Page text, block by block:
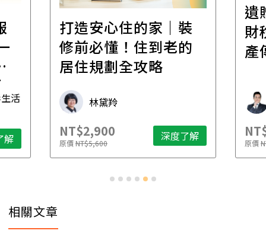
活
解
打造安心住的家｜裝
修前必懂！住到老的
居住規劃全攻略
林黛羚
NT$2,900
原價NT$5,600 深度了解
遺
財
產
原價
相關文章